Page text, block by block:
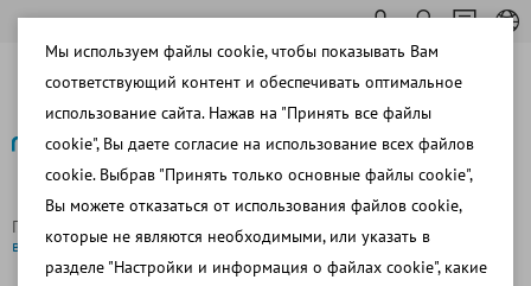
Главная страница
Сменная трубка для стерилизатора воздуха
в помещениях (арт. 23900/0100)
Назад
Мы используем файлы cookie, чтобы показывать Вам
соответствующий контент и обеспечивать оптимальное
использование сайта. Нажав на "Принять все файлы
cookie", Вы даете согласие на использование всех файлов
cookie. Выбрав "Принять только основные файлы cookie",
Вы можете отказаться от использования файлов cookie,
которые не являются необходимыми, или указать в
разделе "Настройки и информация о файлах cookie", какие